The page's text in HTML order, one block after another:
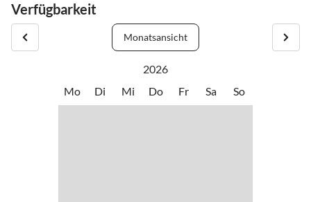
Verfügbarkeit
Monatsansicht
2026
Mo
Di Mi Do Fr Sa So